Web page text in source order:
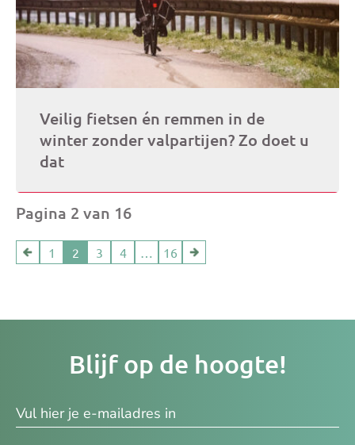
Veilig fietsen én remmen in de
winter zonder valpartijen? Zo doet u
dat
Pagina 2 van 16
1 2 3 4 16
Blijf op de hoogte!